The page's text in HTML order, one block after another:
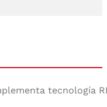
tecnología